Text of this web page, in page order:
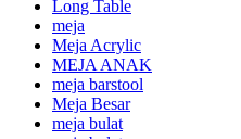
Long Table
meja
Meja Acrylic
MEJA ANAK
meja barstool
Meja Besar
meja bulat